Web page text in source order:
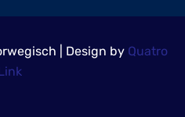
| Design by Quatro